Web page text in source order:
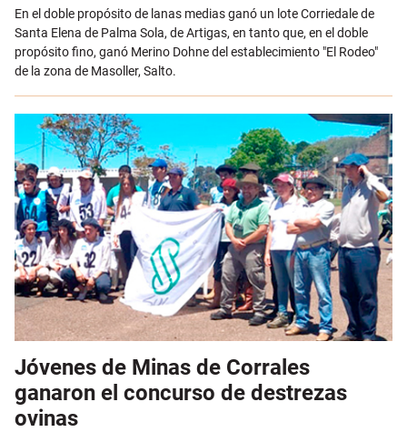
En el doble propósito de lanas medias ganó un lote Corriedale de
Santa Elena de Palma Sola, de Artigas, en tanto que, en el doble
propósito fino, ganó Merino Dohne del establecimiento "El Rodeo"
de la zona de Masoller, Salto.
Jóvenes de Minas de Corrales
ganaron el concurso de destrezas
ovinas